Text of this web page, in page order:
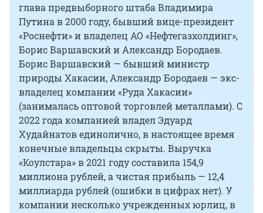
глава предвыборного штаба Владимира
Путина в 2000 году, бывший вице-президент
«Роснефти» и владелец АО «Нефтегазхолдинг»,
Борис Варшавский и Александр Бородаев.
Борис Варшавский — бывший министр
природы Хакасии, Александр Бородаев — экс-
владелец компании «Руда Хакасии»
(занималась оптовой торговлей металлами). С
2022 года компанией владел Эдуард
Худайнатов единолично, в настоящее время
конечные владельцы скрыты. Выручка
«Коулстара» в 2021 году составила 154,9
миллиона рублей, а чистая прибыль — 12,4
миллиарда рублей (ошибки в цифрах нет). У
компании несколько учрежденных юрлиц, в